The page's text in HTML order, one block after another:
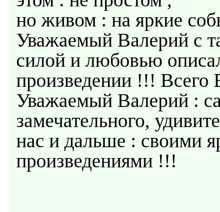
но живом : на яркие
Уважаемый Валерий с
силой и любовью
произведении !!! Всего
Уважаемый Валерий :
замечательного,
нас и дальше : своими
произведениями !!!